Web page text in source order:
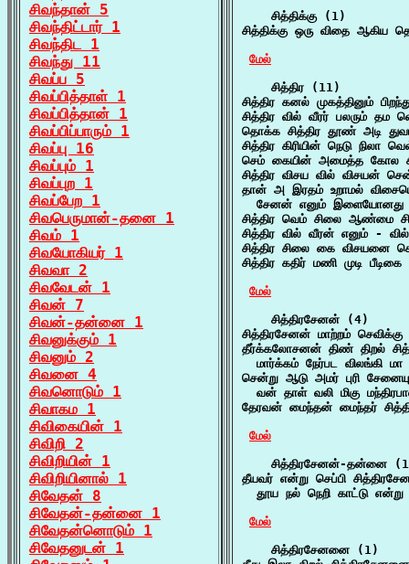
சிவந்தான் 5
சிவந்திட்டார் 1
சிவந்திட 1
சிவந்து 11
சிவப்ப 5
சிவப்பித்தாள் 1
சிவப்பித்தான் 1
சிவப்பிப்பாரும் 1
சிவப்பு 16
சிவப்பும் 1
சிவப்புற 1
சிவப்பேற 1
சிவபெருமான்-தனை 1
சிவம் 1
சிவயோகியர் 1
சிவவா 2
சிவவேடன் 1
சிவன் 7
சிவன்-தன்னை 1
சிவனுக்கும் 1
சிவனும் 2
சிவனை 4
சிவனொடும் 1
சிவாகம 1
சிவிகையின் 1
சிவிறி 2
சிவிறியின் 1
சிவிறியினால் 1
சிவேதன் 8
சிவேதன்-தன்னை 1
சிவேதன்னொடும் 1
சிவேதனுடன் 1
    சித்திக்கு (1)
சித்திக்கு ஒரு விதை ஆகிய
மேல்
    சித்திர (11)
சித்திர கனல் முகத்தினும்
சித்திர வில் வீரர் பலரும் தம
தொக்க சித்திர தூண் அடி
சித்திர கிரியின் நெடு
செம் கையின் அமைத்த கோல
சித்திர விசய வில் விசயன்
தான் அ இரதம் உறாமல்
சேனன் எனும் இளையோனது
சித்திர வெம் சிலை ஆண்மை
சித்திர வில் வீரன் எனும் -
சித்திர சிலை கை விசயனை
சித்திர கதிர் மணி முடி
மேல்
    சித்திரசேனன் (4)
சித்திரசேனன் மாற்றம்
தீர்க்கலோசனன் திண் திறல்
மார்க்கம் நேர்பட விலங்கி மா
சென்று ஆடு அமர் புரி
வன் தாள் வலி மிகு
தேரவன் மைந்தன் மைந்தர்
மேல்
சித்திரசேனன்-தன்னை
தீயவர் என்று செப்பி
தூய நல் நெறி காட்டு
மேல்
    சித்திரசேனனை (1)